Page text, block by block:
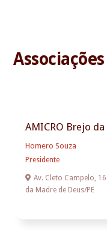
Associações
AMICRO Brejo
Homero Souza
Presidente
 Av. Cleto Campelo,
da Madre de Deus/PE